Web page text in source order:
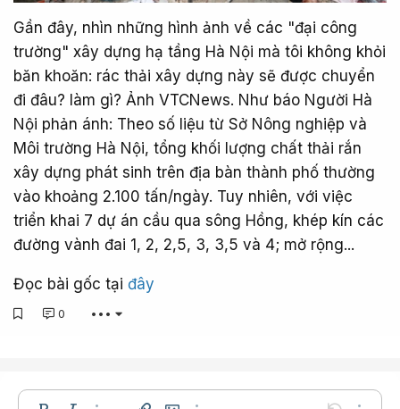
Gần đây, nhìn những hình ảnh về các "đại công
trường" xây dựng hạ tầng Hà Nội mà tôi không khỏi
băn khoăn: rác thải xây dựng này sẽ được chuyển
đi đâu? làm gì? Ảnh VTCNews. Như báo Người Hà
Nội phản ánh: Theo số liệu từ Sở Nông nghiệp và
Môi trường Hà Nội, tổng khối lượng chất thải rắn
xây dựng phát sinh trên địa bàn thành phố thường
vào khoảng 2.100 tấn/ngày. Tuy nhiên, với việc
triển khai 7 dự án cầu qua sông Hồng, khép kín các
đường vành đai 1, 2, 2,5, 3, 3,5 và 4; mở rộng...
Đọc bài gốc tại đây
0 •••